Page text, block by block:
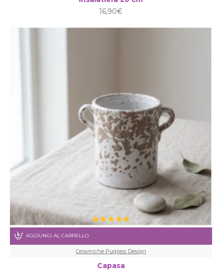
16,90€
Ceramiche Pugliesi Design
Capasa
AGGIUNGI AL CARRELLO